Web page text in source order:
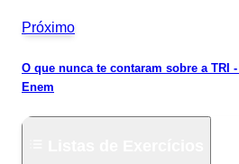
Próximo
O que nunca te contaram sobre a TRI
Enem